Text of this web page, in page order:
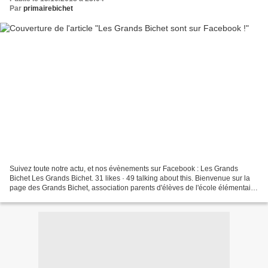
Par primairebichet
Suivez toute notre actu, et nos évènements sur Facebook : Les Grands
Bichet Les Grands Bichet. 31 likes · 49 talking about this. Bienvenue sur la
page des Grands Bichet, association parents d'élèves de l'école élémentaire